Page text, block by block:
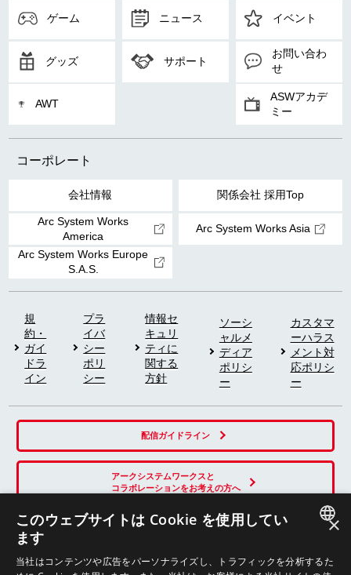
ゲーム ニュース イベント
グッズ サポート
お問い合わ
せ
AWT
ASWアカデ
ミー
コーポレート
会社情報 関係会社 採用Top
Arc System Works
America
Arc System Works Asia
Arc System Works Europe
S.A.S.
規
約・
ガイ
ドラ
イン
プラ
イバ
シー
ポリ
シー
情報セ
キュリ
ティに
関する
方針
ソーシ
ャルメ
ディア
ポリシ
ー
カスタマ
ーハラス
メント対
応ポリシ
ー
配信ガイドライン
アークシステムワークスと
コラボレーションをお考えの方へ
SNS
×
このウェブサイトは Cookie を使用してい
ます
当社はコンテンツや広告をパーソナライズし、トラフィックを分析するた